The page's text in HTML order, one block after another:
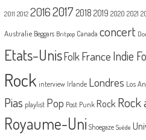
2011 2012 20162017 2018 2019 2020 2021
Australie Beggars Britpop Canada concert
Etats-UnisFolk France Indie
Rock interview Irlande Londres Los
Pias playlist Pop Post Punk Rock
Royaume-Uni Shoegaze Suède